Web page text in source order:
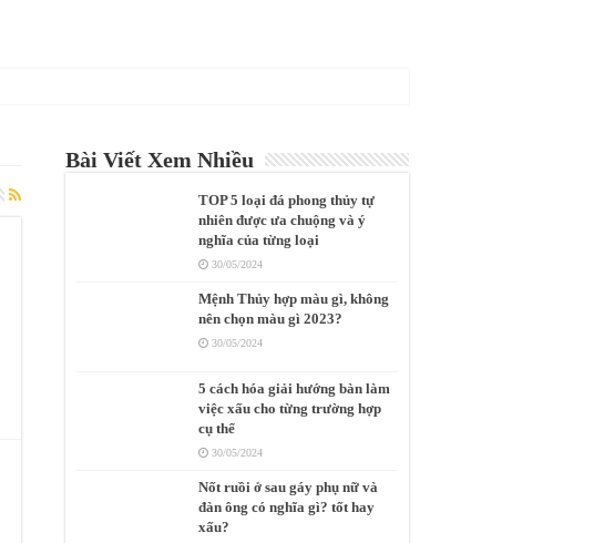
Bài Viết Xem Nhiều
TOP 5 loại đá phong thủy tự
nhiên được ưa chuộng và ý
nghĩa của từng loại
30/05/2024
Mệnh Thủy hợp màu gì, không
nên chọn màu gì 2023?
30/05/2024
5 cách hóa giải hướng bàn làm
việc xấu cho từng trường hợp
cụ thể
30/05/2024
Nốt ruồi ở sau gáy phụ nữ và
đàn ông có nghĩa gì? tốt hay
xấu?